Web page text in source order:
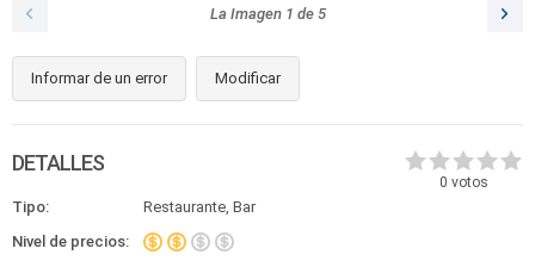
La Imagen 1 de 5
Informar de un error Modificar
0 votos
DETALLES
Tipo:
Restaurante, Bar
Nivel de precios: